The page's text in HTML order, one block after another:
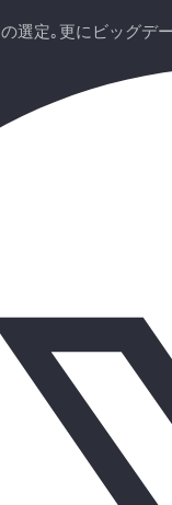
選定｡更にビッグデ